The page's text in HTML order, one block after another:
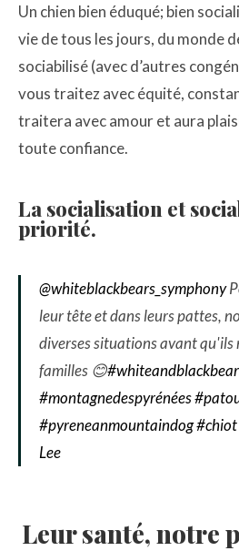
Un chien bien éduqué; bien
vie de tous les jours, du monde
sociabilisé (avec d’autres
vous traitez avec équité,
traitera avec amour et aura
toute confiance.
La socialisation et
priorité.
@whiteblackbears_symphony
leur tête et dans leurs pattes,
diverses situations avant qu'ils
familles 😊
#montagnedespyrénées
#pyreneanmountaindog#chiot
Lee
Leur santé, notre